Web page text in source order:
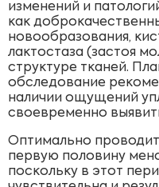
изменений и
как
новообразования,
лактостаза (застоя
структуре тканей.
обследование
наличии ощущений
своевременно
Оптимально
первую половину
поскольку в этот